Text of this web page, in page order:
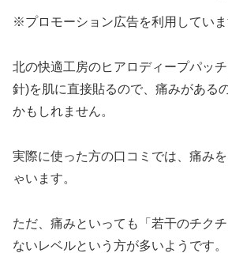
※プロモーション広告を利用してい
北の快適工房のヒアロディープパッ
針)を肌に直接貼るので、痛みがある
かもしれません。
実際に使った方の口コミでは、痛み
ゃいます。
ただ、痛みといっても「若干のチク
ないレベルという方が多いようです。